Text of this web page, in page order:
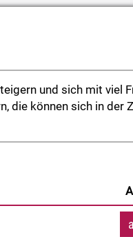
und sich mit viel
die können sich in der